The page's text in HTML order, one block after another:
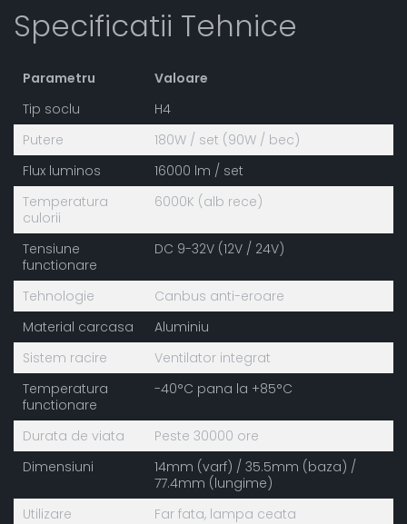
Specificatii Tehnice
Parametru
Valoare
Tip soclu
H4
Putere
180W / set (90W / bec)
Flux luminos
16000 lm / set
Temperatura
culorii
6000K (alb rece)
Tensiune
functionare
DC 9-32V (12V / 24V)
Tehnologie
Canbus anti-eroare
Material carcasa
Aluminiu
Sistem racire
Ventilator integrat
Temperatura
functionare
-40°C pana la +85°C
Durata de viata
Peste 30000 ore
Dimensiuni
14mm (varf) / 35.5mm (baza) /
77.4mm (lungime)
Utilizare
Far fata, lampa ceata